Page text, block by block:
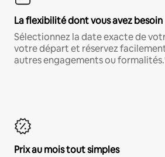
La flexibilité dont vous avez besoin
Sélectionnez la date exacte de
votre départ et réservez
autres engagements ou
Prix au mois tout simples